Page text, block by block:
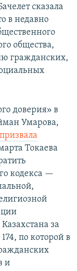
сказала
в недавно
общества,
гражданских,
доверия» в
Умарова,
призвала
Токаева
кодекса —
за
по которой в
и